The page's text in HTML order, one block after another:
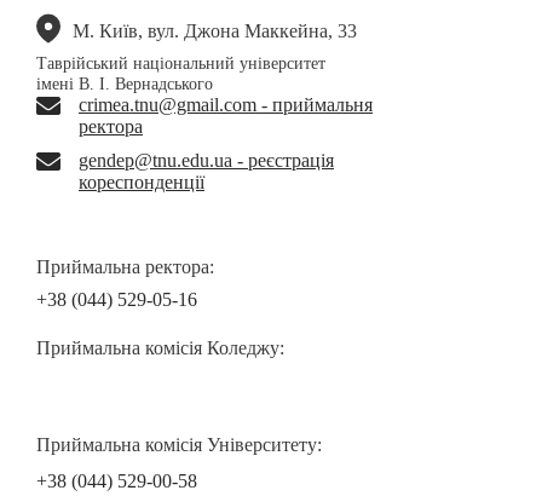
М. Київ, вул. Джона Маккейна, 33
Таврійський національний університет
імені В. І. Вернадського
crimea.tnu@gmail.com - приймальня
ректора
gendep@tnu.edu.ua - реєстрація
кореспонденції
Приймальна ректора:
+38 (044) 529-05-16
Приймальна комісія Коледжу:
Приймальна комісія Університету:
+38 (044) 529-00-58